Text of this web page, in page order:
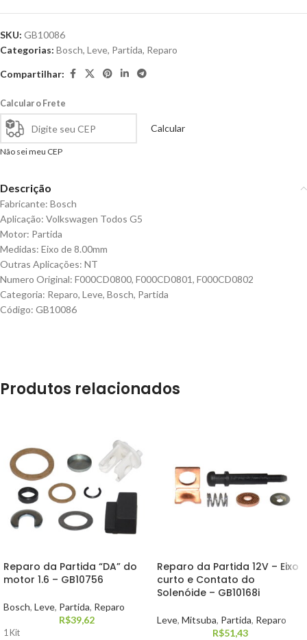
SKU: GB10086
Categorias: Bosch, Leve, Partida, Reparo
Compartilhar:
Calcular o Frete
Calcular
Não sei meu CEP
Descrição
Fabricante: Bosch
Aplicação: Volkswagen Todos G5
Motor: Partida
Medidas: Eixo de 8.00mm
Outras Aplicações: NT
Numero Original: F000CD0800, F000CD0801, F000CD0802
Categoria: Reparo, Leve, Bosch, Partida
Código: GB10086
Produtos relacionados
Reparo da Partida “DA” do
motor 1.6 – GB10756
Bosch, Leve, Partida, Reparo
R$39,62
1 Kit
Reparo da Partida 12V – Eixo
curto e Contato do
Solenóide – GB10168i
Leve, Mitsuba, Partida, Reparo
R$51,43